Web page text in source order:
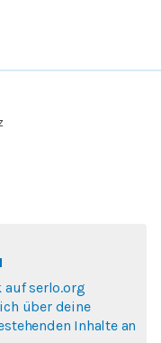
serlo.org
über deine
Inhalte an